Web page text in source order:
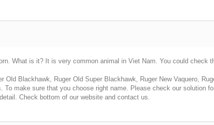
What is it? It is very common animal in Viet Nam. You could check
Old Blackhawk, Ruger Old Super Blackhawk, Ruger New Vaquero,
To make sure that you choose right name. Please check our solution
Check bottom of our website and contact us.